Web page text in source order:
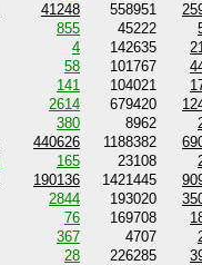
41248 558951
855 45222
4 142635
58 101767
141 104021
2614 679420
380 8962
440626 1188382
165 23108
190136 1421445
2844 193020
76 169708
367 4707
28 226285